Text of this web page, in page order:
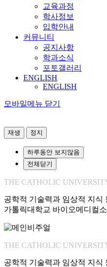
교육과정
학사정보
입학안내
커뮤니티
공지사항
학과소식
포토갤러리
ENGLISH
ENGLISH
모바일메뉴 닫기
재생 정지
하루동안 보지않음
전체닫기
THE CATHOLIC
공학적 기술력과 임상적 지식
가톨릭대학교 바이오메디컬
THE CATHOLIC
공학적 기술력과 임상적 지식